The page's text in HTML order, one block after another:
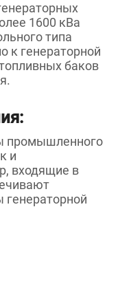
1600 кВа
типа
к генераторной
баков
промышленного
и
входящие в
генераторной